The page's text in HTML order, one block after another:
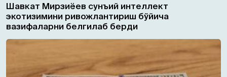
Шавкат Мирзиёев сунъий интеллект
экотизимини ривожлантириш бўйича
вазифаларни белгилаб берди